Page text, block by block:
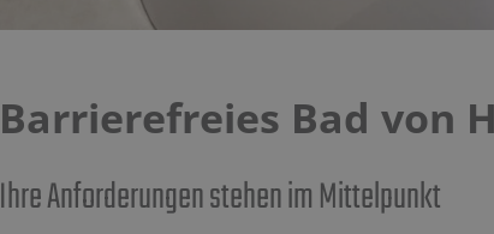
Barrierefreies Bad von
Ihre Anforderungen stehen im Mittelpunkt